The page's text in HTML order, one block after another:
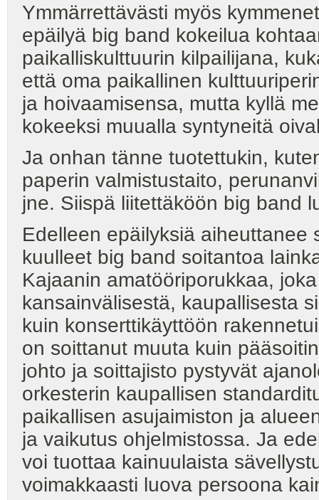
Ymmärrettävästi myös
epäilyä big band kokeilua
paikalliskulttuurin kilpailijana,
että oma paikallinen
ja hoivaamisensa, mutta kyllä
kokeeksi muualla syntyneitä
Ja onhan tänne tuotettukin,
paperin valmistustaito,
jne. Siispä liitettäköön big band
Edelleen epäilyksiä
kuulleet big band soitantoa
Kajaanin amatööriporukkaa,
kansainvälisestä, kaupallisesta
kuin konserttikäyttöön
on soittanut muuta kuin
johto ja soittajisto pystyvät
orkesterin kaupallisen
paikallisen asujaimiston ja
ja vaikutus ohjelmistossa. Ja
voi tuottaa kainuulaista
voimakkaasti luova persoona